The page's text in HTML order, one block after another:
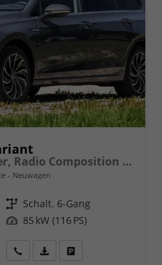
Basis LED-Scheinwerfer, Radio Composition 10,3" + Wireless App-Connect, Parksensoren vorne und hinten, Climatronic, M-Lederlenkrad, Digitales Cockpit, Reserverad, Dachreling uvm.
Neuwagen
Getriebe Schalt. 6-Gang
Leistung 85 kW (116 PS)